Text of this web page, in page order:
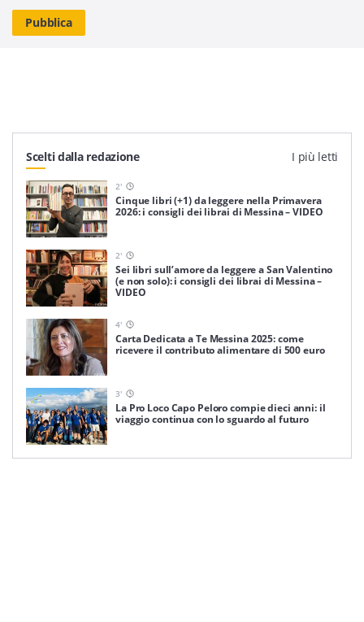
Scelti dalla redazione I più letti
2'
Cinque libri (+1) da leggere nella Primavera
2026: i consigli dei librai di Messina – VIDEO
2'
Sei libri sull’amore da leggere a San Valentino
(e non solo): i consigli dei librai di Messina –
VIDEO
4'
Carta Dedicata a Te Messina 2025: come
ricevere il contributo alimentare di 500 euro
3'
La Pro Loco Capo Peloro compie dieci anni: il
viaggio continua con lo sguardo al futuro